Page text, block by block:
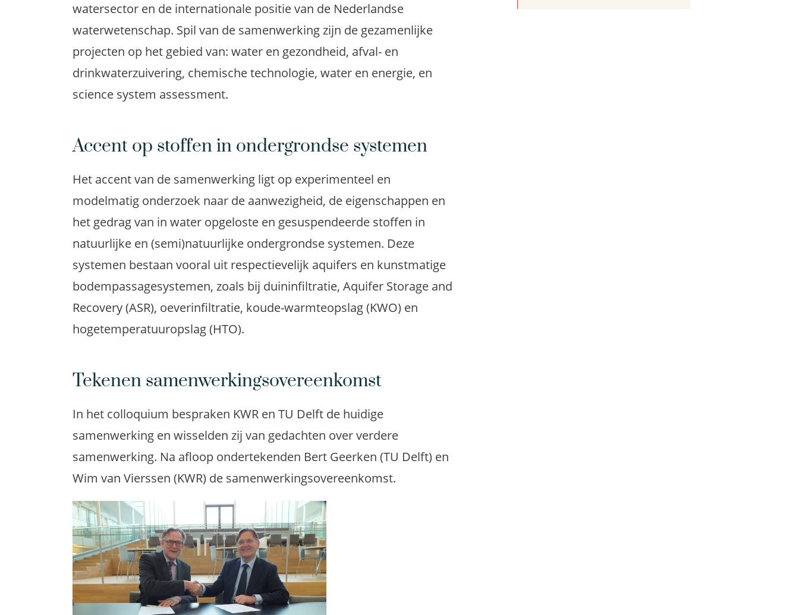
watersector en de internationale positie van de Nederlandse
waterwetenschap. Spil van de samenwerking zijn de gezamenlijke
projecten op het gebied van: water en gezondheid, afval- en
drinkwaterzuivering, chemische technologie, water en energie, en
science system assessment.
Accent op stoffen in ondergrondse systemen
Het accent van de samenwerking ligt op experimenteel en
modelmatig onderzoek naar de aanwezigheid, de eigenschappen en
het gedrag van in water opgeloste en gesuspendeerde stoffen in
natuurlijke en (semi)natuurlijke ondergrondse systemen. Deze
systemen bestaan vooral uit respectievelijk aquifers en kunstmatige
bodempassagesystemen, zoals bij duininfiltratie, Aquifer Storage and
Recovery (ASR), oeverinfiltratie, koude-warmteopslag (KWO) en
hogetemperatuuropslag (HTO).
Tekenen samenwerkingsovereenkomst
In het colloquium bespraken KWR en TU Delft de huidige
samenwerking en wisselden zij van gedachten over verdere
samenwerking. Na afloop ondertekenden Bert Geerken (TU Delft) en
Wim van Vierssen (KWR) de samenwerkingsovereenkomst.